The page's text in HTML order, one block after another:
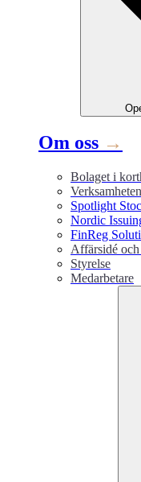
Om oss →
Bolaget i
Verksamheten
Spotlight
Nordic
FinReg
Affärsidé
Styrelse
Medarbetare